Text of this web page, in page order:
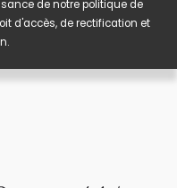
de notrepolitique de
d'accès, de rectification et